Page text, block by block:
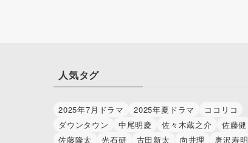
人気タグ
2025年7月ドラマ 2025年夏ドラマ
ココリコ
ダウンタウン
中尾明慶 佐々木蔵之介
佐藤健
佐藤隆太
光石研 古田新太 向井理 唐沢寿明